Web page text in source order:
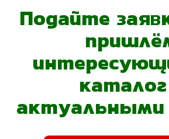
Подайте
актуальными